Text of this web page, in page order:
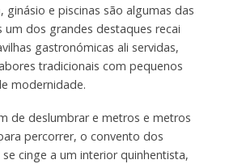
ginásio e piscinas são algumas das
um dos grandes destaques recai
gastronómicas ali servidas,
tradicionais com pequenos
modernidade.
de deslumbrar e metros e metros
percorrer, o convento dos
cinge a um interior quinhentista,